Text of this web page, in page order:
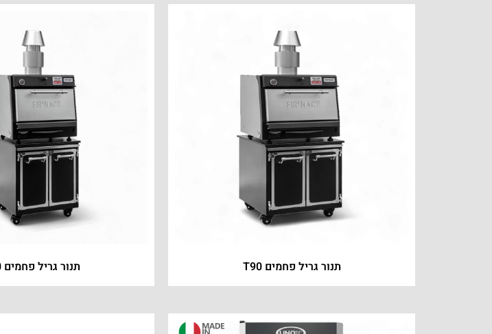
תנור גריל פחמים T90 תנור גריל פחמים T70